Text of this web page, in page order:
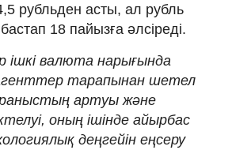
рубльден асты, ал рубль
18 пайызға әлсіреді.
ішкі валюта нарығында
тарапынан шетел
артуы және
оның ішінде айырбас
деңгейін еңсеру